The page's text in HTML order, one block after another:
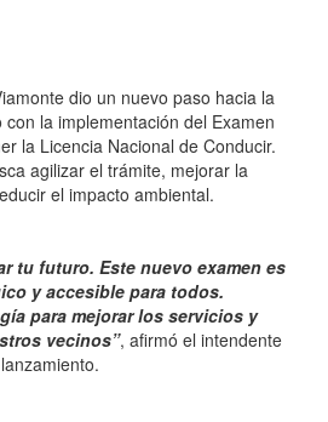
dio un nuevo paso hacia la
la implementación del Examen
la Licencia Nacional de Conducir.
agilizar el trámite, mejorar la
el impacto ambiental.
tu futuro. Este nuevo examen es
y accesible para todos.
para mejorar los servicios y
vecinos”, afirmó el intendente